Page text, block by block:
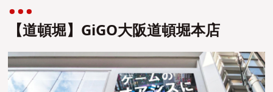
【道頓堀】GiGO大阪道頓堀本店